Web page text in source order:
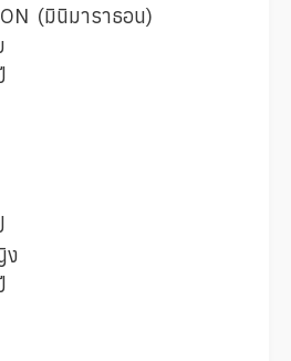
(มินิมาราธอน)
ง